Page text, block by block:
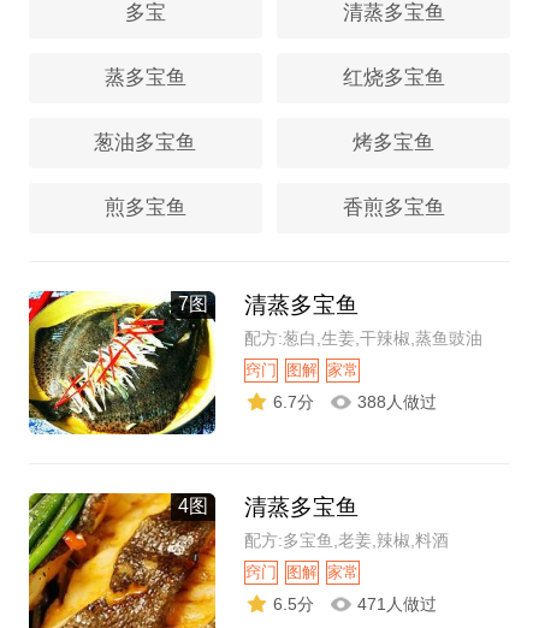
多宝 清蒸多宝鱼
蒸多宝鱼 红烧多宝鱼
葱油多宝鱼 烤多宝鱼
煎多宝鱼 香煎多宝鱼
7图 清蒸多宝鱼
配方:葱白,生姜,干辣椒,蒸鱼豉油
窍门 图解 家常
6.7分 388人做过
4图 清蒸多宝鱼
配方:多宝鱼,老姜,辣椒,料酒
窍门 图解 家常
6.5分 471人做过